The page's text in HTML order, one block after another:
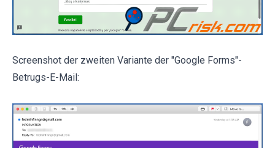
Screenshot der zweiten Variante der "Google Forms"-
Betrugs-E-Mail: